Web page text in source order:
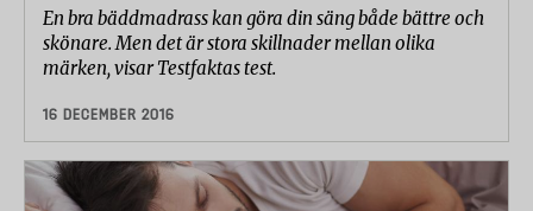
En bra bäddmadrass kan göra din säng både bättre och
skönare. Men det är stora skillnader mellan olika
märken, visar Testfaktas test.
16 DECEMBER 2016